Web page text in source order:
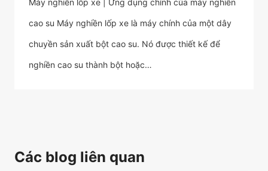
cao su Máy nghiền lốp xe là máy chính của một dây
chuyền sản xuất bột cao su. Nó được thiết kế để
nghiền cao su thành bột hoặc…
Các blog liên quan